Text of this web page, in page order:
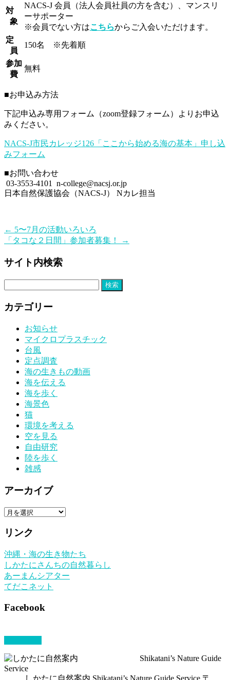
対
象
NACS-J 会員（法人会員社員の方を含む）、マンスリ
ーサポーター
※会員でない方はこちらからご入会いただけます。
定
員
150名 ※先着順
参加
費
無料
■お申込み方法
下記申込み専用フォーム（zoom登録フォーム）よりお申込
みください。
NACS-J市民カレッジ126「ここから始める海の基本」申し込
みフォーム
■お問い合わせ
03-3553-4101
n-college@nacsj.or.jp
日本自然保護協会（NACS-J） Nカレ担当
← 5〜7月の活動いろいろ
「タコな２日間」参加者募集！
→
サイト内検索
カテゴリー
お知らせ
マイクロプラスチック
台風
定点調査
海の生きもの動画
海を伝える
海を歩く
海景色
猫
環境を考える
空を見る
自由研究
陸を歩く
雑感
アーカイブ
ア
カ
ブ
リンク
沖縄・海の生き物たち
しかたにさんちの自然暮らし
あーまんシアター
てだこネット
Facebook
しかたに自然案内 Shikatani’s Nature Guide Service 〒